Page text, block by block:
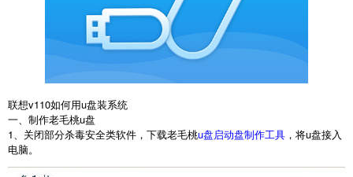
联想v110如何用u盘装系统
一、制作老毛桃u盘
1、关闭部分杀毒安全类软件，下载老毛桃u盘启动盘制作工具 ，将u盘接入
电脑。